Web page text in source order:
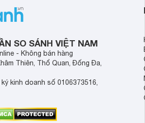
biến nó trở
đồng tiền
năng AI hàng đầu,
SO SÁNH VIỆT NAM
- Không bán hàng
Thiên, Thổ Quan, Đống Đa,
kinh doanh số 0106373516,